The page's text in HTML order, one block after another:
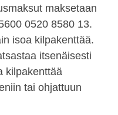
maksetaan
0520 8580 13.
isoa kilpakenttää.
itsenäisesti
kilpakenttää
tai ohjattuun